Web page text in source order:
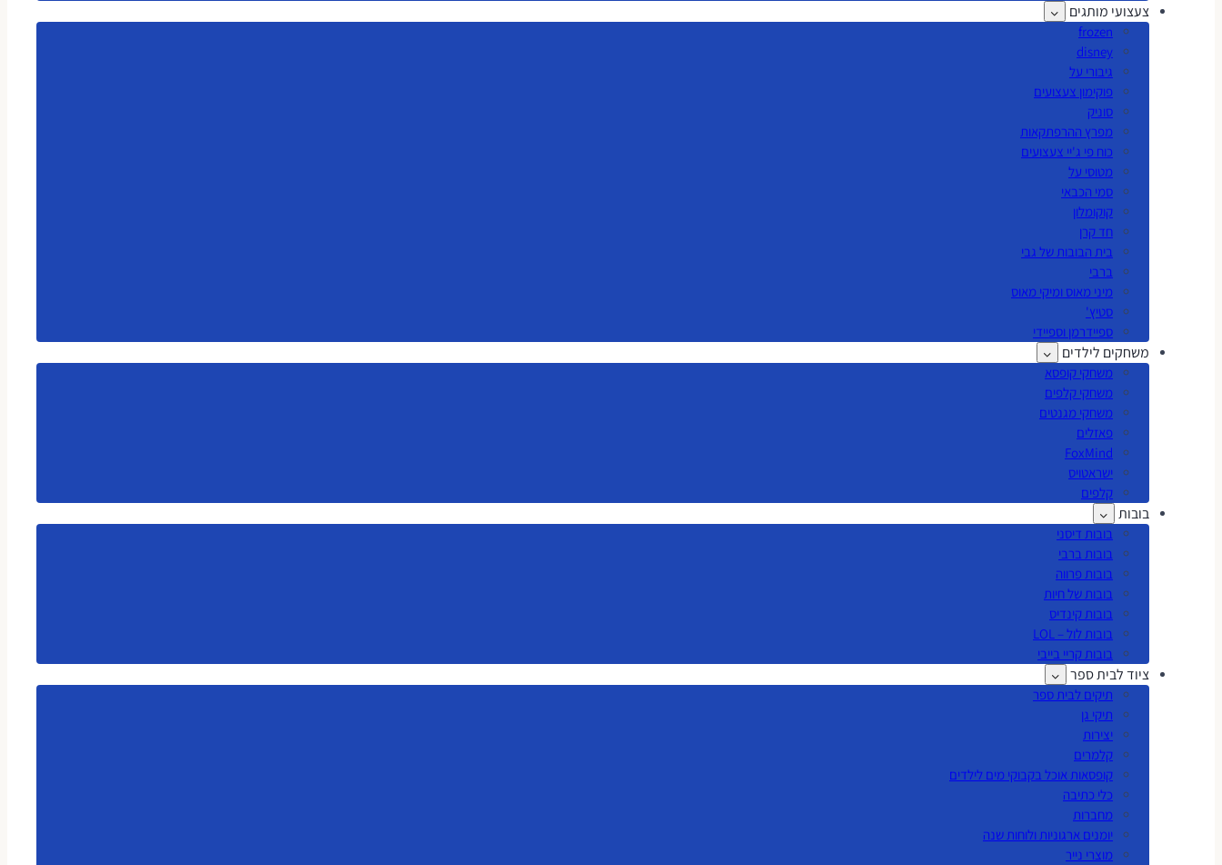
צעצועי מותגים
frozen
disney
גיבורי על
פוקימון צעצועים
סוניק
מפרץ ההרפתקאות
כוח פי ג'יי צעצועים
מטוסי על
סמי הכבאי
קוקומלון
חד קרן
בית הבובות של גבי
ברבי
מיני מאוס ומיקי מאוס
סטיץ'
ספיידרמן וספיידי
משחקים לילדים
משחקי קופסא
משחקי קלפים
משחקי מגנטים
פאזלים
FoxMind
ישראטויס
קלפים
בובות
בובות דיסני
בובות ברבי
בובות פרווה
בובות של חיות
בובות קינדיס
בובות לול – LOL
בובות קריי בייבי
ציוד לבית ספר
תיקים לבית ספר
תיקי גן
יצירות
קלמרים
קופסאות אוכל בקבוקי מים לילדים
כלי כתיבה
מחברות
יומנים ארגוניות ולוחות שנה
מוצרי נייר